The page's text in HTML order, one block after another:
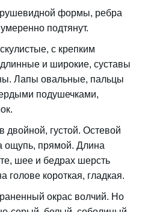
формы, ребра
подтянут.
с крепким
и широкие, суставы
Лапы овальные, пальцы
подушечками,
двойной, густой. Остевой
ощупь, прямой. Длина
шее и бедрах шерсть
голове короткая, гладкая.
окрас волчий. Но